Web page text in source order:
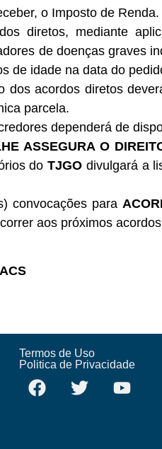
o Imposto de
diretos, mediante
de doenças graves
de idade na data do
dos acordos diretos
parcela.
dependerá de
ASSEGURA O
do TJGO divulgará a
convocações para
aos próximos
Termos de Uso
Politica de Privacidade